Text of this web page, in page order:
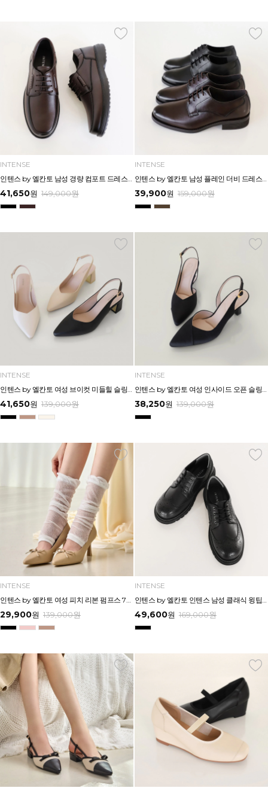
INTENSE
인텐스 by 엘칸토 남성 경량 컴포트 드레스 3cm LCMF10I613
41,650원 149,000원
INTENSE
인텐스 by 엘칸토 남성 플레인 더비 드레스 3cm LCMD24I613
39,900원 159,000원
INTENSE
인텐스 by 엘칸토 여성 브이컷 미들힐 슬링백 5cm LCWO27I613
41,650원 139,000원
INTENSE
인텐스 by 엘칸토 여성 인사이드 오픈 슬링백 7cm LCWO43I613
38,250원 139,000원
INTENSE
인텐스 by 엘칸토 여성 피치 리본 펌프스 7cm LCWD95I613
29,900원 139,000원
INTENSE
인텐스 by 엘칸토 인텐스 남성 클래식 윙팁 볼륨 드레스 3cm LCMD30I613
49,600원 169,000원